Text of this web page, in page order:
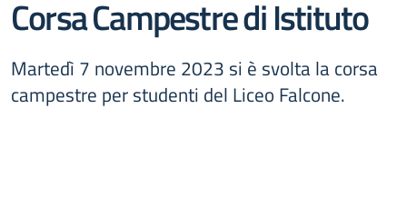
Corsa Campestre di Istituto
Martedì 7 novembre 2023 si è svolta la corsa
campestre per studenti del Liceo Falcone.